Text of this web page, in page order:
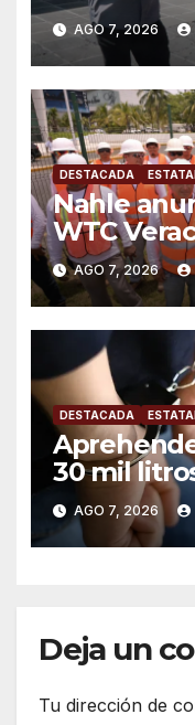
AGO 7, 2026
DESTACADA
Nahle
WTC
solución
AGO 7, 2026
DESTACADA
30 mil
AGO 7, 2026
Deja un
Tu dirección de